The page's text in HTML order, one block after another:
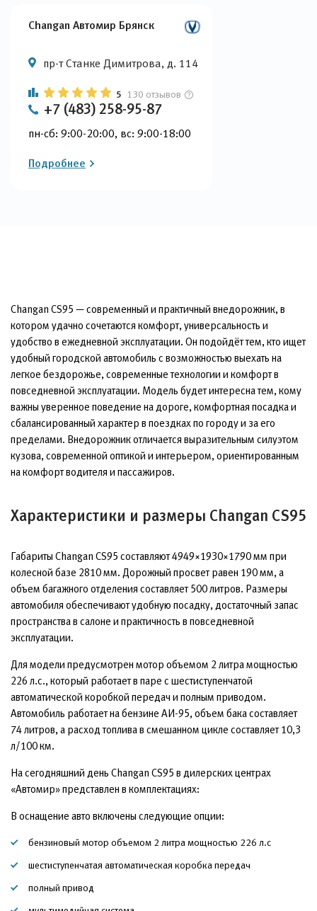
Changan Автомир Брянск
пр-т Станке Димитрова, д. 114
5 130 отзывов
+7 (483) 258-95-87
пн-сб: 9:00-20:00, вс: 9:00-18:00
Подробнее
Changan CS95 — современный и практичный внедорожник, в
котором удачно сочетаются комфорт, универсальность и
удобство в ежедневной эксплуатации. Он подойдёт тем, кто ищет
удобный городской автомобиль с возможностью выехать на
легкое бездорожье, современные технологии и комфорт в
повседневной эксплуатации. Модель будет интересна тем, кому
важны уверенное поведение на дороге, комфортная посадка и
сбалансированный характер в поездках по городу и за его
пределами. Внедорожник отличается выразительным силуэтом
кузова, современной оптикой и интерьером, ориентированным
на комфорт водителя и пассажиров.
Характеристики и размеры Changan CS95
Габариты Changan CS95 составляют 4949×1930×1790 мм при
колесной базе 2810 мм. Дорожный просвет равен 190 мм, а
объем багажного отделения составляет 500 литров. Размеры
автомобиля обеспечивают удобную посадку, достаточный запас
пространства в салоне и практичность в повседневной
эксплуатации.
Для модели предусмотрен мотор объемом 2 литра мощностью
226 л.с., который работает в паре с шестиступенчатой
автоматической коробкой передач и полным приводом.
Автомобиль работает на бензине АИ-95, объем бака составляет
74 литров, а расход топлива в смешанном цикле составляет 10,3
л/100 км.
На сегодняшний день Changan CS95 в дилерских центрах
«Автомир» представлен в комплектациях:
В оснащение авто включены следующие опции:
бензиновый мотор объемом 2 литра мощностью 226 л.с
шестиступенчатая автоматическая коробка передач
полный привод